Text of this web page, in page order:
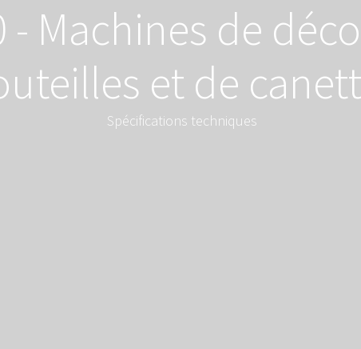
- Machines de
et de
Spécifications techniques